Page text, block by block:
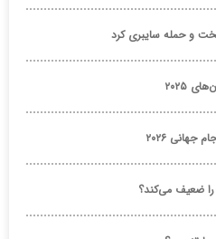
و حمله سایبری کرد
۲۰۲۶
ضعیف می‌کند؟